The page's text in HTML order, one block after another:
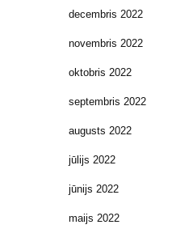
decembris 2022
novembris 2022
oktobris 2022
septembris 2022
augusts 2022
jūlijs 2022
jūnijs 2022
maijs 2022